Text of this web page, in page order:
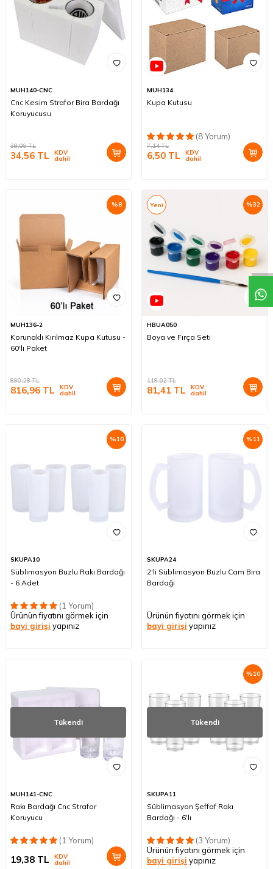
MUH140-CNC
Cnc Kesim Strafor Bira Bardağı
Koruyucusu
38,09TL
34,56 TL KDV
dahil
MUH134
Kupa Kutusu
(8 Yorum)
7,14TL
6,50 TL KDV
dahil
%8
MUH136-2
Korunaklı Kırılmaz Kupa Kutusu -
60'lı Paket
890,28TL
816,96 TL KDV
dahil
%32
Yeni
HBUA050
Boya ve Fırça Seti
119,02TL
81,41 TL KDV
dahil
%10
SKUPA10
Süblimasyon Buzlu Rakı Bardağı
- 6 Adet
(1 Yorum)
Ürünün fiyatını görmek için
bayi girişi yapınız
%11
SKUPA24
2'li Süblimasyon Buzlu Cam Bira
Bardağı
Ürünün fiyatını görmek için
bayi girişi yapınız
Tükendi
MUH141-CNC
Rakı Bardağı Cnc Strafor
Koruyucu
(1 Yorum)
19,38 TL KDV
dahil
%10
Tükendi
SKUPA11
Süblimasyon Şeffaf Rakı
Bardağı - 6'lı
(3 Yorum)
Ürünün fiyatını görmek için
bayi girişi yapınız